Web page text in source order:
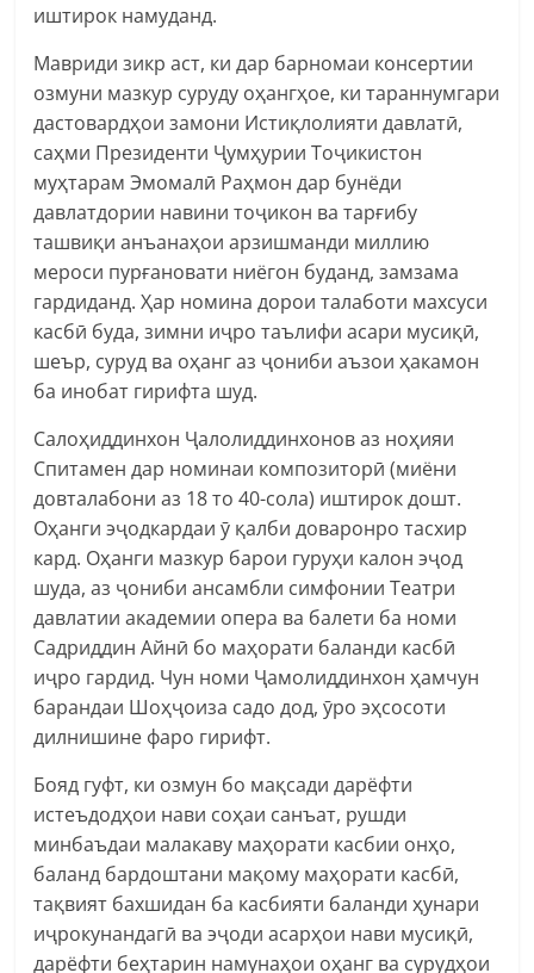
иштирок намуданд.
Мавриди зикр аст, ки дар барномаи консертии
озмуни мазкур суруду оҳангҳое, ки тараннумгари
дастовардҳои замони Истиқлолияти давлатӣ,
саҳми Президенти Ҷумҳурии Тоҷикистон
муҳтарам Эмомалӣ Раҳмон дар бунёди
давлатдории навини тоҷикон ва тарғибу
ташвиқи анъанаҳои арзишманди миллию
мероси пурғановати ниёгон буданд, замзама
гардиданд. Ҳар номина дорои талаботи махсуси
касбӣ буда, зимни иҷро таълифи асари мусиқӣ,
шеър, суруд ва оҳанг аз ҷониби аъзои ҳакамон
ба инобат гирифта шуд.
Салоҳиддинхон Ҷалолиддинхонов аз ноҳияи
Спитамен дар номинаи композиторӣ (миёни
довталабони аз 18 то 40-сола) иштирок дошт.
Оҳанги эҷодкардаи ӯ қалби доваронро тасхир
кард. Оҳанги мазкур барои гуруҳи калон эҷод
шуда, аз ҷониби ансамбли симфонии Театри
давлатии академии опера ва балети ба номи
Садриддин Айнӣ бо маҳорати баланди касбӣ
иҷро гардид. Чун номи Ҷамолиддинхон ҳамчун
барандаи Шоҳҷоиза садо дод, ӯро эҳсосоти
дилнишине фаро гирифт.
Бояд гуфт, ки озмун бо мақсади дарёфти
истеъдодҳои нави соҳаи санъат, рушди
минбаъдаи малакаву маҳорати касбии онҳо,
баланд бардоштани мақому маҳорати касбӣ,
тақвият бахшидан ба касбияти баланди ҳунари
иҷрокунандагӣ ва эҷоди асарҳои нави мусиқӣ,
дарёфти беҳтарин намунаҳои оҳанг ва сурудҳои